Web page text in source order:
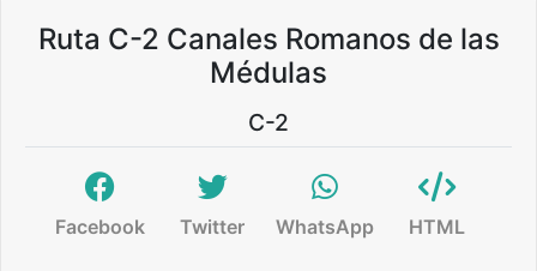
Ruta C-2 Canales Romanos de las
Médulas
C-2
Facebook Twitter WhatsApp HTML